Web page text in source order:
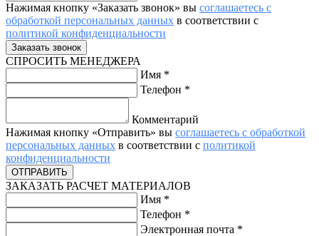
Нажимая кнопку «Заказать звонок» вы соглашаетесь с
обработкой персональных данных в соответствии с
политикой конфиденциальности
СПРОСИТЬ МЕНЕДЖЕРА
Имя *
Телефон *
Комментарий
Нажимая кнопку «Отправить» вы соглашаетесь с обработкой
персональных данных в соответствии с политикой
конфиденциальности
ЗАКАЗАТЬ РАСЧЕТ МАТЕРИАЛОВ
Имя *
Телефон *
Электронная почта *